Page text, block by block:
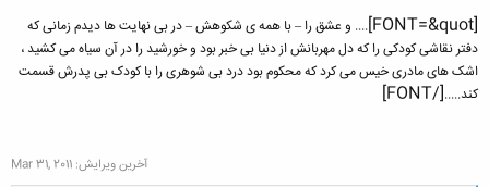
[FONT=&quot]
.... و عشق را – با همه ی شکوهش – در بی نهایت ها دیدم زمانی که
دفتر نقاشی کودکی را که دل مهربانش از دنیا بی خبر بود و خورشید را در آن سیاه می کشید ،
اشک های مادری خیس می کرد که محکوم بود درد بی شوهری را با کودک بی پدرش قسمت
کند.....[/FONT]​
آخرین ویرایش: Mar 31, 2011